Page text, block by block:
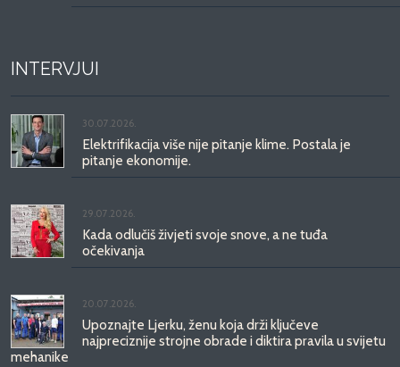
INTERVJUI
30.07.2026.
Elektrifikacija više nije pitanje klime. Postala je
pitanje ekonomije.
29.07.2026.
Kada odlučiš živjeti svoje snove, a ne tuđa
očekivanja
20.07.2026.
Upoznajte Ljerku, ženu koja drži ključeve
najpreciznije strojne obrade i diktira pravila u svijetu
mehanike